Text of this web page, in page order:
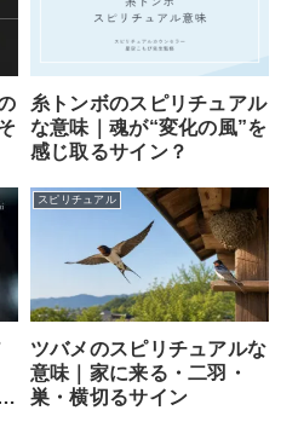
糸トンボのスピリチュアル
な意味｜魂が“変化の風”を
感じ取るサイン？
スピリチュアル
ツバメのスピリチュアルな
意味｜家に来る・二羽・
巣・横切るサイン